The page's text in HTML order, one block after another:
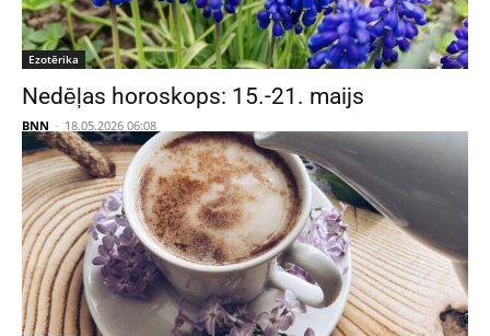
Ezotērika
Nedēļas horoskops: 15.-21. maijs
BNN - 18.05.2026 06:08